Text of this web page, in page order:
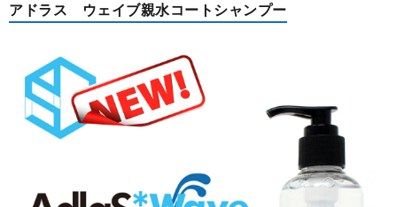
アドラス ウェイブ親水コートシャンプー